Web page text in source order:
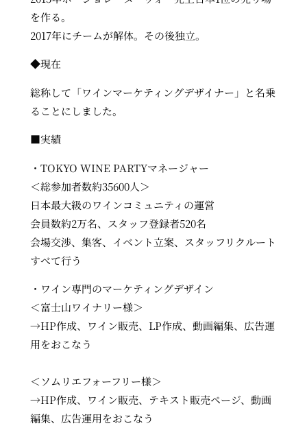
を作る。
2017年にチームが解体。その後独立。
◆現在
総称して「ワインマーケティングデザイナー」と名乗
ることにしました。
■実績
・TOKYO WINE PARTYマネージャー
＜総参加者数約35600人＞
日本最大級のワインコミュニティの運営
会員数約2万名、スタッフ登録者520名
会場交渉、集客、イベント立案、スタッフリクルート
すべて行う
・ワイン専門のマーケティングデザイン
＜富士山ワイナリー様＞
→HP作成、ワイン販売、LP作成、動画編集、広告運
用をおこなう
＜ソムリエフォーフリー様＞
→HP作成、ワイン販売、テキスト販売ページ、動画
編集、広告運用をおこなう